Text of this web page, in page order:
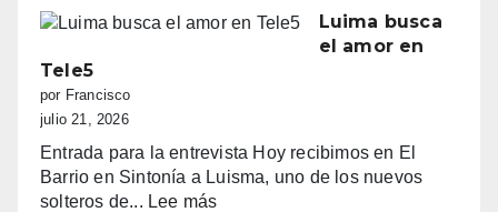
con
zonas
la
guerra
ilegales:
primeras
Luima busca
el amor en
Tele5
por Francisco
julio 21, 2026
Entrada para la entrevista Hoy recibimos en El
Barrio en Sintonía a Luisma, uno de los nuevos
solteros de... Lee más: